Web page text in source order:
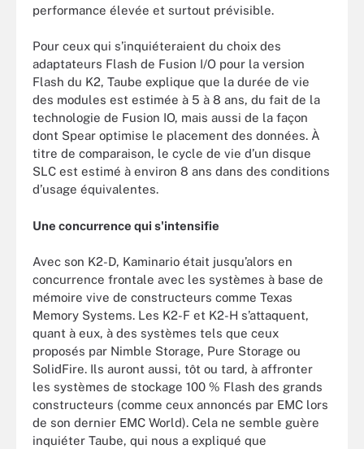
performance élevée et surtout prévisible.
Pour ceux qui s’inquiéteraient du choix des
adaptateurs Flash de Fusion I/O pour la version
Flash du K2, Taube explique que la durée de vie
des modules est estimée à 5 à 8 ans, du fait de la
technologie de Fusion IO, mais aussi de la façon
dont Spear optimise le placement des données. À
titre de comparaison, le cycle de vie d’un disque
SLC est estimé à environ 8 ans dans des conditions
d’usage équivalentes.
Une concurrence qui s'intensifie
Avec son K2-D, Kaminario était jusqu’alors en
concurrence frontale avec les systèmes à base de
mémoire vive de constructeurs comme Texas
Memory Systems. Les K2-F et K2-H s’attaquent,
quant à eux, à des systèmes tels que ceux
proposés par Nimble Storage, Pure Storage ou
SolidFire. Ils auront aussi, tôt ou tard, à affronter
les systèmes de stockage 100 % Flash des grands
constructeurs (comme ceux annoncés par EMC lors
de son dernier EMC World). Cela ne semble guère
inquiéter Taube, qui nous a expliqué que